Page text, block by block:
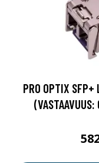
PRO OPTIX